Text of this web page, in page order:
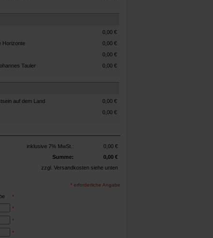
0,00€
Horizonte 0,00€
0,00€
Tauler 0,00€
auf dem Land 0,00€
0,00€
inklusive 7% MwSt.: 0,00€
Summe:
0,00€
zzgl. Versandkosten siehe unten
* erforderliche Angabe
*
*
*
*